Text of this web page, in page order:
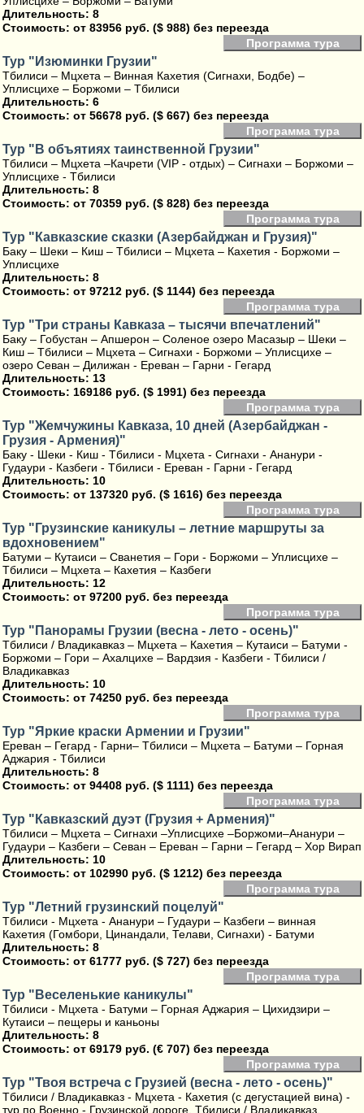
Длительность: 8
Стоимость: от 83956 руб. ($ 988) без переезда
Программа тура
Тур "Изюминки Грузии"
Тбилиси – Мцхета – Винная Кахетия (Сигнахи, Бодбе) –
Уплисцихе – Боржоми – Тбилиси
Длительность: 6
Стоимость: от 56678 руб. ($ 667) без переезда
Программа тура
Тур "В объятиях таинственной Грузии"
Тбилиси – Мцхета –Качрети (VIP - отдых) – Сигнахи – Боржоми –
Уплисцихе - Тбилиси
Длительность: 8
Стоимость: от 70359 руб. ($ 828) без переезда
Программа тура
Тур "Кавказcкие сказки (Азербайджан и Грузия)"
Баку – Шеки – Киш – Тбилиси – Мцхета – Кахетия - Боржоми –
Уплисцихе
Длительность: 8
Стоимость: от 97212 руб. ($ 1144) без переезда
Программа тура
Тур "Три страны Кавказа – тысячи впечатлений"
Баку – Гобустан – Апшерон – Соленое озеро Масазыр – Шеки –
Киш – Тбилиси – Мцхета – Сигнахи - Боржоми – Уплисцихе –
озеро Севан – Дилижан - Ереван – Гарни - Гегард
Длительность: 13
Стоимость: 169186 руб. ($ 1991) без переезда
Программа тура
Тур "Жемчужины Кавказа, 10 дней (Азербайджан -
Грузия - Армения)"
Баку - Шеки - Киш - Тбилиси - Мцхета - Сигнахи - Ананури -
Гудаури - Казбеги - Тбилиси - Ереван - Гарни - Гегард
Длительность: 10
Стоимость: от 137320 руб. ($ 1616) без переезда
Программа тура
Тур "Грузинские каникулы – летние маршруты за
вдохновением"
Батуми – Кутаиси – Сванетия – Гори - Боржоми – Уплисцихе –
Тбилиси – Мцхета – Кахетия – Казбеги
Длительность: 12
Стоимость: от 97200 руб. без переезда
Программа тура
Тур "Панорамы Грузии (весна - лето - осень)"
Тбилиси / Владикавказ – Мцхета – Кахетия – Кутаиси – Батуми -
Боржоми – Гори – Ахалцихе – Вардзия - Казбеги - Тбилиси /
Владикавказ
Длительность: 10
Стоимость: от 74250 руб. без переезда
Программа тура
Тур "Яркие краски Армении и Грузии"
Ереван – Гегард - Гарни– Тбилиси – Мцхета – Батуми – Горная
Аджария - Тбилиси
Длительность: 8
Стоимость: от 94408 руб. ($ 1111) без переезда
Программа тура
Тур "Кавказский дуэт (Грузия + Армения)"
Тбилиси – Мцхета – Сигнахи –Уплисцихе –Боржоми–Ананури –
Гудаури – Казбеги – Севан – Ереван – Гарни – Гегард – Хор Вирап
Длительность: 10
Стоимость: от 102990 руб. ($ 1212) без переезда
Программа тура
Тур "Летний грузинский поцелуй"
Тбилиси - Мцхета - Ананури – Гудаури – Казбеги – винная
Кахетия (Гомбори, Цинандали, Телави, Сигнахи) - Батуми
Длительность: 8
Стоимость: от 61777 руб. ($ 727) без переезда
Программа тура
Тур "Веселенькие каникулы"
Тбилиси - Мцхета - Батуми – Горная Аджария – Цихидзири –
Кутаиси – пещеры и каньоны
Длительность: 8
Стоимость: от 69179 руб. (€ 707) без переезда
Программа тура
Тур "Твоя встреча с Грузией (весна - лето - осень)"
Тбилиси / Владикавказ - Мцхета - Кахетия (с дегустацией вина) -
тур по Военно - Грузинской дороге. Тбилиси / Владикавказ.